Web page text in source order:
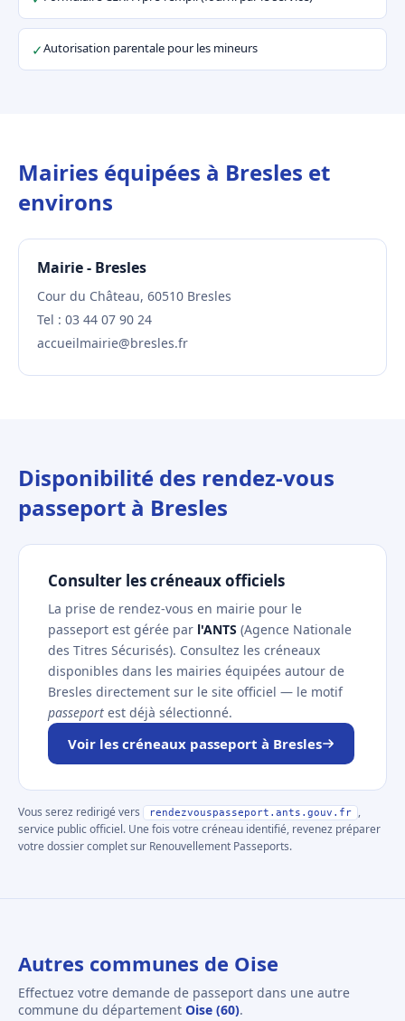
✓Autorisation parentale pour les mineurs
Mairies équipées à Bresles et
environs
Mairie - Bresles
Cour du Château, 60510 Bresles
Tel : 03 44 07 90 24
accueilmairie@bresles.fr
Disponibilité des rendez-vous
passeport à Bresles
Consulter les créneaux officiels
La prise de rendez-vous en mairie pour le
passeport est gérée par l'ANTS (Agence Nationale
des Titres Sécurisés). Consultez les créneaux
disponibles dans les mairies équipées autour de
Bresles directement sur le site officiel — le motif
passeport est déjà sélectionné.
Voir les créneaux passeport à Bresles
Vous serez redirigé vers rendezvouspasseport.ants.gouv.fr
,
service public officiel. Une fois votre créneau identifié, revenez préparer
votre dossier complet sur Renouvellement Passeports.
Autres communes de Oise
Effectuez votre demande de passeport dans une autre
commune du département Oise (60).